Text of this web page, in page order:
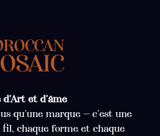
et d’âme
qu’une marque — c’est une
chaque forme et chaque